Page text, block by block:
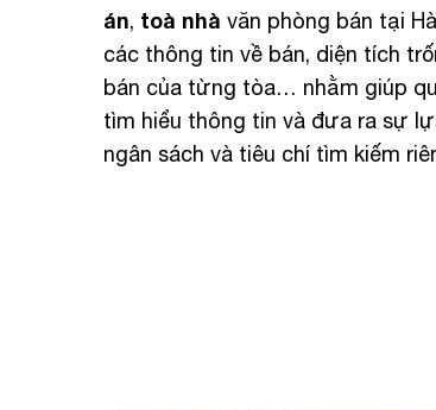
án, toà nhà văn phòng bán tại
các thông tin về bán, diện tích
bán của từng tòa… nhằm giúp
tìm hiểu thông tin và đưa ra sự
ngân sách và tiêu chí tìm kiếm